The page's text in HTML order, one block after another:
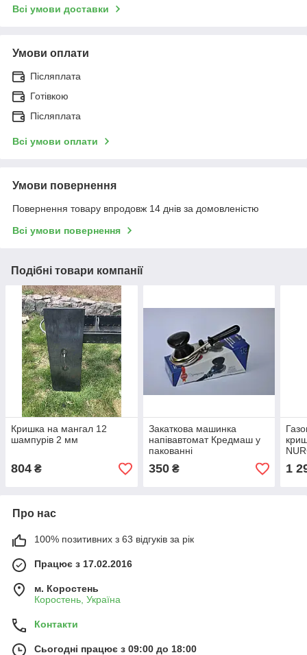
Всі умови доставки
Умови оплати
Післяплата
Готівкою
Післяплата
Всі умови оплати
Умови повернення
Повернення товару впродовж 14 днів за домовленістю
Всі умови повернення
Подібні товари компанії
Кришка на мангал 12
шампурів 2 мм
804 ₴
Закаткова машинка
напівавтомат Кредмаш у
пакованні
350₴ 1
Про нас
100% позитивних з 63 відгуків за рік
Працює з 17.02.2016
м. Коростень
Коростень, Україна
Контакти
Сьогодні працює з 09:00 до 18:00